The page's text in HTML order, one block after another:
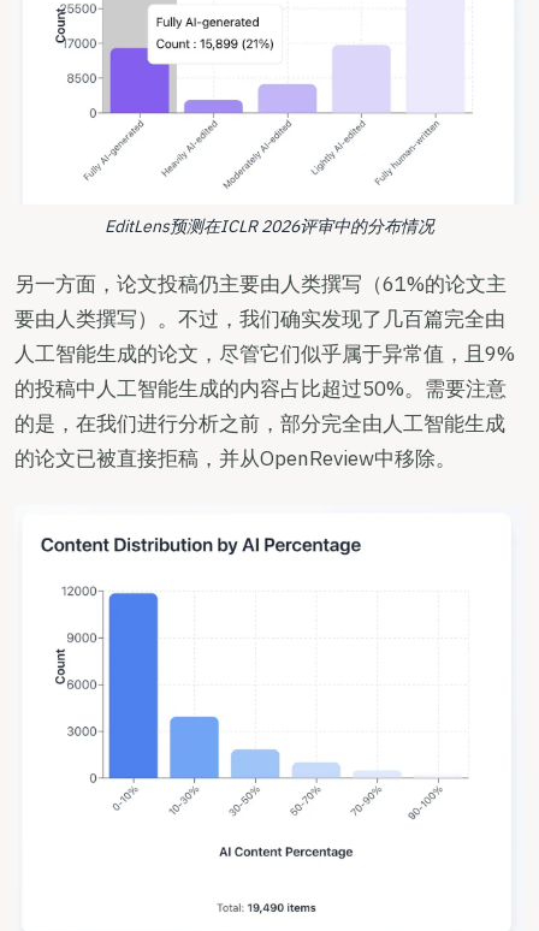
EditLens预测在ICLR 2026评审中的分布情况
另一方面，论文投稿仍主要由人类撰写（61%的论文主
要由人类撰写）。不过，我们确实发现了几百篇完全由
人工智能生成的论文，尽管它们似乎属于异常值，且9%
的投稿中人工智能生成的内容占比超过50%。需要注意
的是，在我们进行分析之前，部分完全由人工智能生成
的论文已被直接拒稿，并从OpenReview中移除。